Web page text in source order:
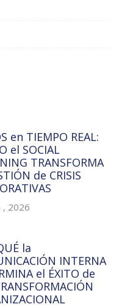
en TIEMPO REAL:
el SOCIAL
TRANSFORMA
de CRISIS
, 2026
la
INTERNA
el ÉXITO de